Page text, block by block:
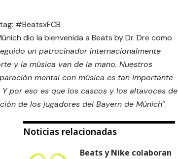
#BeatsxFCB
dio la bienvenida a Beats by Dr. Dre como
un patrocinador internacionalmente
y la música van de la mano. Nuestros
mental con música es tan importante
por eso es que los cascos y los altavoces de
de los jugadores del Bayern de Múnich”.
Noticias relacionadas
Beats y Nike colaboran